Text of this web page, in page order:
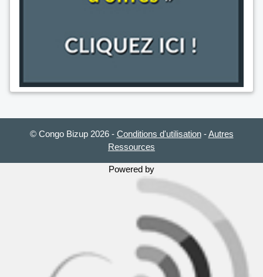
© Congo Bizup 2026 - Conditions d'utilisation-Autres
Ressources
Powered by